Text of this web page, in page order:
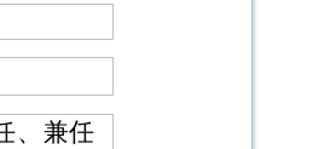
、兼任